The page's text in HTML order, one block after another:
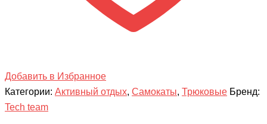
Добавить в Избранное
Категории: Активный отдых, Самокаты, Трюковые Бренд:
Tech team